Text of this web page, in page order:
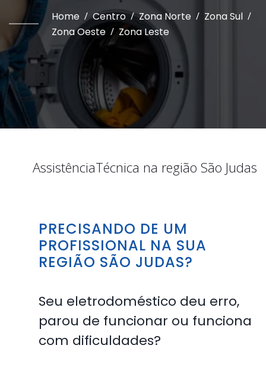
Home / Centro / Zona Norte / Zona Sul /
Zona Oeste / Zona Leste
AssistênciaTécnica na região São Judas
PRECISANDO DE UM
PROFISSIONAL NA SUA
REGIÃO SÃO JUDAS?
Seu eletrodoméstico deu erro,
parou de funcionar ou funciona
com dificuldades?